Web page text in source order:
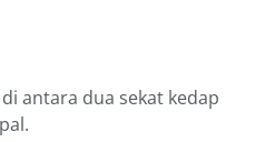
antara dua sekat kedap